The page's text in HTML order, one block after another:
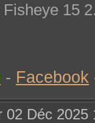
15
- Facebook
02 Déc 2025